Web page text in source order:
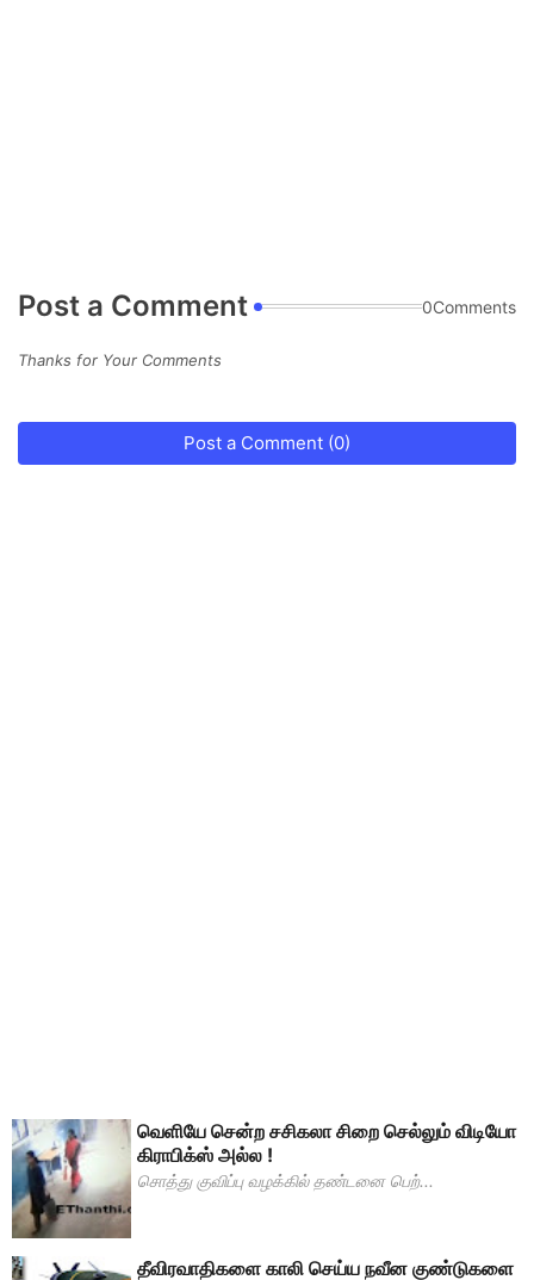
Post a Comment 0Comments
Thanks for Your Comments
Post a Comment (0)
வெளியே சென்ற சசிகலா சிறை செல்லும் விடியோ
கிராபிக்ஸ் அல்ல !
சொத்து குவிப்பு வழக்கில் தண்டனை பெற்...
தீவிரவாதிகளை காலி செய்ய நவீன குண்டுகளை